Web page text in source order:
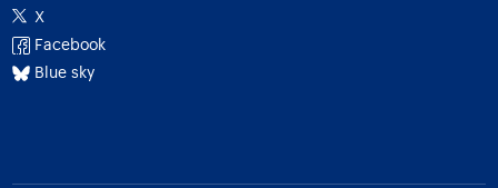
X
Facebook
Blue sky